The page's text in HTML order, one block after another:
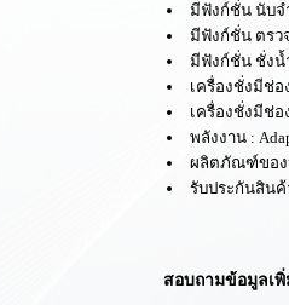
มีฟังก์ชั่นนับจ
มีฟังก์ชั่น ตรว
มีฟังก์ชั่น ชั่งน้
เครื่องชั่งมีช่
เครื่องชั่งมีช่อ
พลังงาน :
ผลิตภัณฑ์ขอ
รับประกันสิน
สอบถามข้อมูลเพิ่